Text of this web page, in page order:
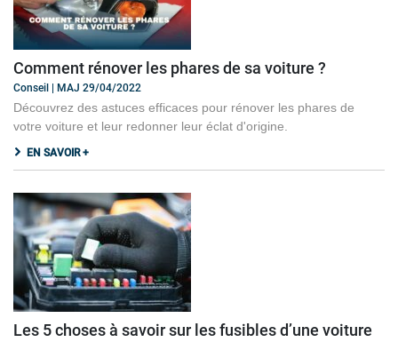
Comment rénover les phares de sa voiture ?
Conseil | MAJ 29/04/2022
Découvrez des astuces efficaces pour rénover les phares de
votre voiture et leur redonner leur éclat d'origine.
EN SAVOIR +
Les 5 choses à savoir sur les fusibles d’une voiture